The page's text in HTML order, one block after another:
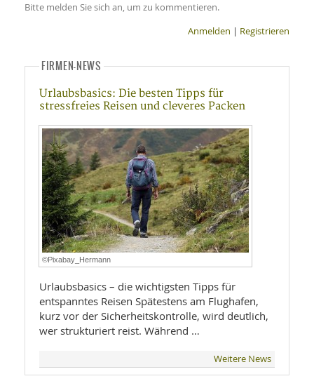
Bitte melden Sie sich an, um zu kommentieren.
Anmelden | Registrieren
FIRMEN-NEWS
Urlaubsbasics: Die besten Tipps für
stressfreies Reisen und cleveres Packen
©Pixabay_Hermann
Urlaubsbasics – die wichtigsten Tipps für
entspanntes Reisen Spätestens am Flughafen,
kurz vor der Sicherheitskontrolle, wird deutlich,
wer strukturiert reist. Während …
Weitere News